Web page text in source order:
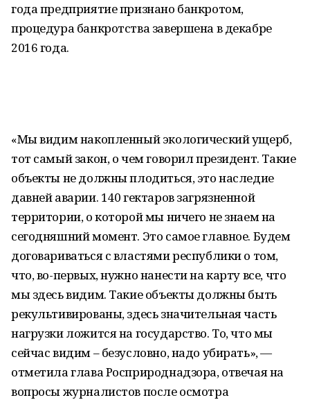
года предприятие признано банкротом,
процедура банкротства завершена в декабре
2016 года.
«Мы видим накопленный экологический ущерб,
тот самый закон, о чем говорил президент. Такие
объекты не должны плодиться, это наследие
давней аварии. 140 гектаров загрязненной
территории, о которой мы ничего не знаем на
сегодняшний момент. Это самое главное. Будем
договариваться с властями республики о том,
что, во-первых, нужно нанести на карту все, что
мы здесь видим. Такие объекты должны быть
рекультивированы, здесь значительная часть
нагрузки ложится на государство. То, что мы
сейчас видим – безусловно, надо убирать», —
отметила глава Росприроднадзора, отвечая на
вопросы журналистов после осмотра